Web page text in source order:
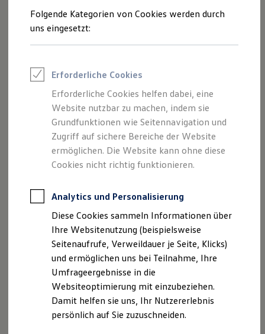
Saisonangebote
Reifenpakete
Leasing
Leasing-Angebote
Elektroauto Leasing
Kleinwagen-Leasing
Leasing ohne Anzahlung
Finanzierung
Autokredit mit Schlussrate
Versicherungen und Garantien
Kfz-Versicherung
Restschuldversicherungen
Garantien
Professional Class bei Volkswagen
Behörden
Direktkunden
Sonderfahrzeuge
Anpfiff zum Gewinn
Elektromobilität
Elektroautos
ID. Tutorials
Elektrofahrzeugkonzepte
ID. EVERY1
Reichweite
Der Polo
Kompakt, wendig und voller Möglichkeiten.
Entdecken Sie den Polo.
Folgende Kategorien von Cookies werden durch
uns eingesetzt:
Erforderliche Cookies
Erforderliche Cookies helfen dabei, eine
Website nutzbar zu machen, indem sie
Grundfunktionen wie Seitennavigation und
Zugriff auf sichere Bereiche der Website
ermöglichen. Die Website kann ohne diese
Cookies nicht richtig funktionieren.
Analytics und Personalisierung
Diese Cookies sammeln Informationen über
Ihre Websitenutzung (beispielsweise
Seitenaufrufe, Verweildauer je Seite, Klicks)
und ermöglichen uns bei Teilnahme, Ihre
Umfrageergebnisse in die
Websiteoptimierung mit einzubeziehen.
Damit helfen sie uns, Ihr Nutzererlebnis
persönlich auf Sie zuzuschneiden.